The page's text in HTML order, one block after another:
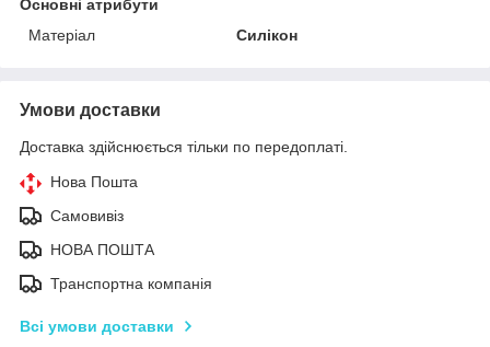
Основні атрибути
Матеріал
Силікон
Умови доставки
Доставка здійснюється тільки по передоплаті.
Нова Пошта
Самовивіз
НОВА ПОШТА
Транспортна компанія
Всі умови доставки